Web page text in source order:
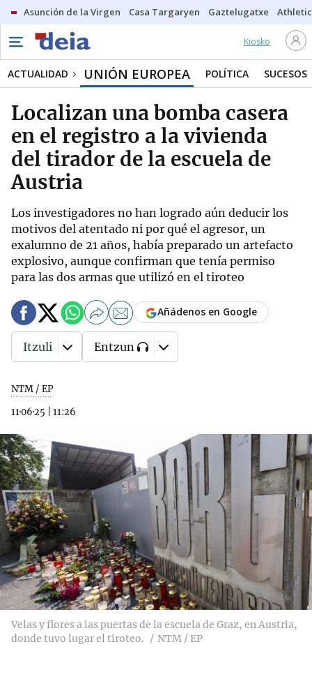
Asunción de la Virgen Casa Targaryen Gaztelugatxe Athletic
Kiosko
ACTUALIDAD UNIÓN EUROPEA POLÍTICA SUCESOS
Localizan una bomba casera
en el registro a la vivienda
del tirador de la escuela de
Austria
Los investigadores no han logrado aún deducir los
motivos del atentado ni por qué el agresor, un
exalumno de 21 años, había preparado un artefacto
explosivo, aunque confirman que tenía permiso
para las dos armas que utilizó en el tiroteo
NTM / EP
11·06·25
11:26
Añádenos en Google
Itzuli Entzun
Velas y flores a las puertas de la escuela de Graz, en Austria,
donde tuvo lugar el tiroteo.
NTM / EP